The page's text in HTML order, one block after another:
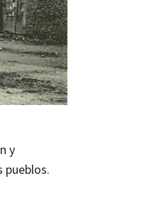
y
pueblos.